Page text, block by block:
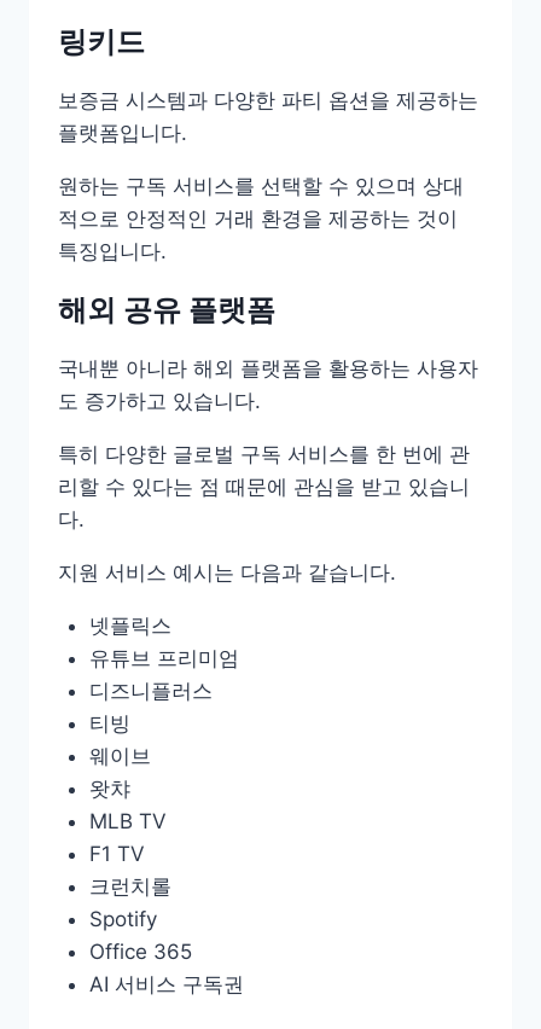
링키드
보증금 시스템과 다양한 파티 옵션을 제공하는
플랫폼입니다.
원하는 구독 서비스를 선택할 수 있으며 상대
적으로 안정적인 거래 환경을 제공하는 것이
특징입니다.
해외 공유 플랫폼
국내뿐 아니라 해외 플랫폼을 활용하는 사용자
도 증가하고 있습니다.
특히 다양한 글로벌 구독 서비스를 한 번에 관
리할 수 있다는 점 때문에 관심을 받고 있습니
다.
지원 서비스 예시는 다음과 같습니다.
넷플릭스
유튜브 프리미엄
디즈니플러스
티빙
웨이브
왓챠
MLB TV
F1 TV
크런치롤
Spotify
Office 365
AI 서비스 구독권